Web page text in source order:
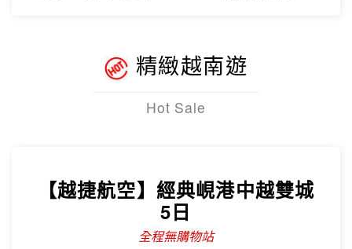
精緻越南遊
Hot Sale
【越捷航空】經典峴港中越雙城
5日
全程無購物站